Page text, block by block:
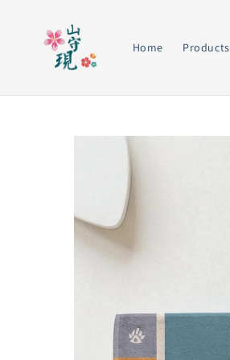
Home Products